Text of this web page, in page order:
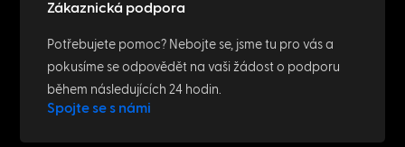
Zákaznická podpora
Potřebujete pomoc? Nebojte se, jsme tu pro vás a
pokusíme se odpovědět na vaši žádost o podporu
během následujících 24 hodin.
Spojte se s námi